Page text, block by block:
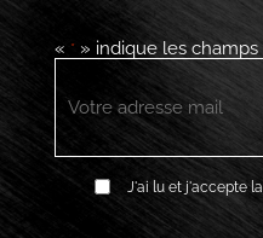
« *» indique les champs
E-
RGPD J'ai lu et j'accepte
CAPTCHA